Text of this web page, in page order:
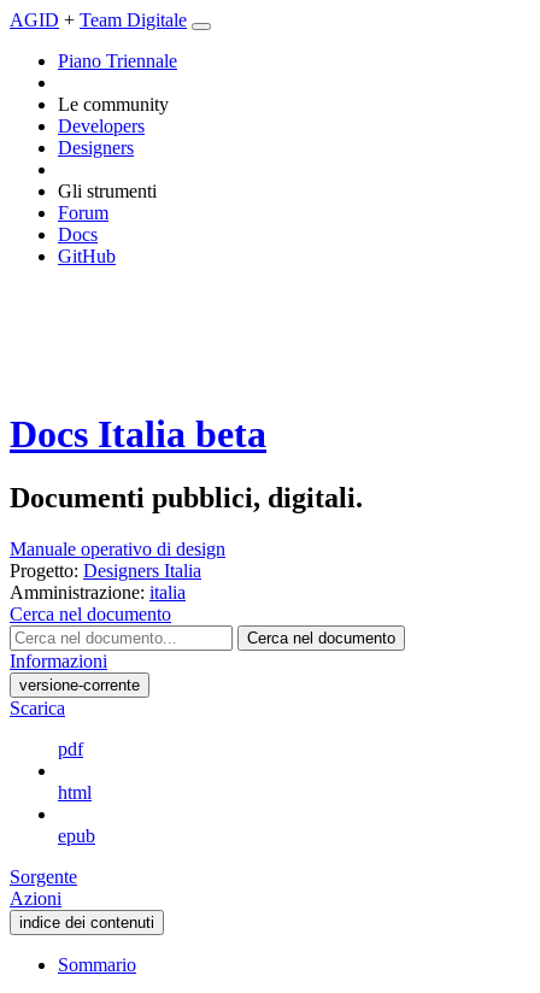
AGID + Team Digitale
Piano Triennale
Le community
Developers
Designers
Gli strumenti
Forum
Docs
GitHub
Docs Italia beta
Documenti pubblici, digitali.
Manuale operativo di design
Progetto: Designers Italia
Amministrazione: italia
Cerca nel documento
Cerca nel documento
Informazioni
versione-corrente
Scarica
pdf
html
epub
Sorgente
Azioni
indice dei contenuti
Sommario